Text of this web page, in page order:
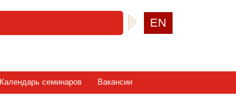
EN
Календарь семинаров Вакансии